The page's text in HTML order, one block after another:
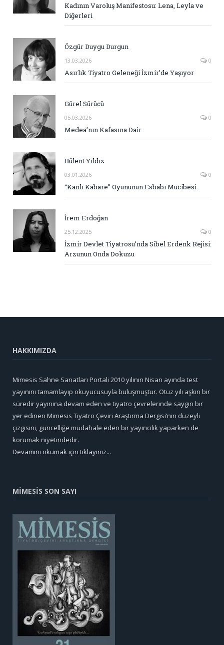
Kadının Varoluş Manifestosu: Lena, Leyla ve
Diğerleri
Özgür Duygu Durgun
13.03.2026 0
Asırlık Tiyatro Geleneği İzmir’de Yaşıyor
Gürel Sürücü
05.03.2026 0
Medea’nın Kafasına Dair
Bülent Yıldız
03.01.2026 0
“Kanlı Kabare” Oyununun Esbabı Mucibesi
İrem Erdoğan
25.12.2025 0
İzmir Devlet Tiyatrosu’nda Sibel Erdenk Rejisi:
Arzunun Onda Dokuzu
HAKKIMIZDA
Mimesis Sahne Sanatları Portali 2010 yılının Nisan ayında test
yayınını tamamlayıp okuyucusuyla buluşmuştur. Otuz yılı aşkın bir
süredir yayınına devam eden ve tiyatro çevrelerinde saygın bir
yer edinen Mimesis Tiyatro Çeviri Araştırma Dergisi’nin düzeyli
çizgisini, güncelliğe müdahale eden bir yayıncılık yaparken de
korumak niyetindedir.
Devamını okumak için tıklayınız...
MİMESİS SON SAYI